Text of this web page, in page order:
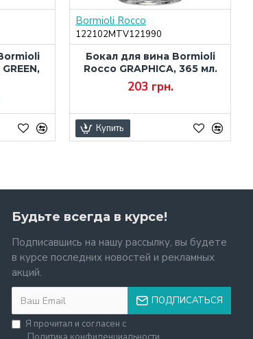
Bormioli Rocco
122102MTV121990
Бокал для вина Bormioli
Rocco GRAPHICA, 365 мл.
203 грн.
Купить
Будьте всегда в курсе!
Подписавшись на нашу рассылку, вы будете
в курсе последних новостей и рекламных
акций.
ПОДПИСАТЬСЯ
Я прочитал и согласен с